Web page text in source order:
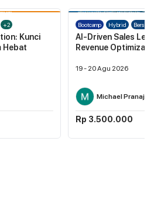
+2
Kunci
Hebat
Bootcamp Hybrid
AI-Driven Sales
Revenue
19 - 20 Agu 2026
Michael
Rp 3.500.000